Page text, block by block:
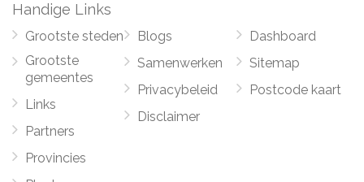
Handige Links
Grootste steden
Grootste
gemeentes
Links
Partners
Provincies
Blogs
Samenwerken
Privacybeleid
Disclaimer
Dashboard
Sitemap
Postcode kaart